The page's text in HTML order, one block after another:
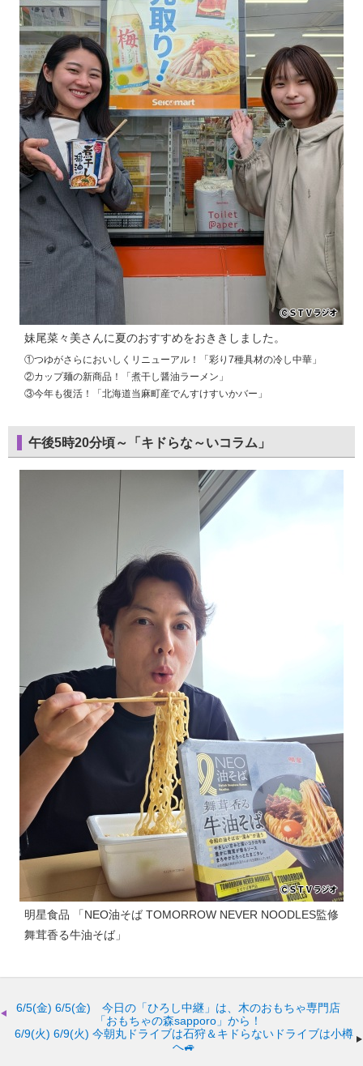
妹尾菜々美さんに夏のおすすめをおききしました。
①つゆがさらにおいしくリニューアル！「彩り7種具材の冷し中華」
②カップ麺の新商品！「煮干し醤油ラーメン」
③今年も復活！「北海道当麻町産でんすけすいかバー」
午後5時20分頃～「キドらな～いコラム」
明星食品 「NEO油そば TOMORROW NEVER NOODLES監修
舞茸香る牛油そば」
6/5(金) 6/5(金) 今日の「ひろし中継」は、木のおもちゃ専門店
「おもちゃの森sapporo」から！
6/9(火) 6/9(火) 今朝丸ドライブは石狩＆キドらないドライブは小樽
へ🚙